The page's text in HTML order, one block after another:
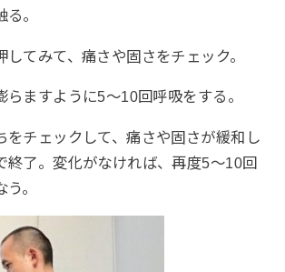
。
してみて、痛さや固さをチェック。
らますように5〜10回呼吸をする。
をチェックして、痛さや固さが緩和し
終了。変化がなければ、再度5〜10回
。